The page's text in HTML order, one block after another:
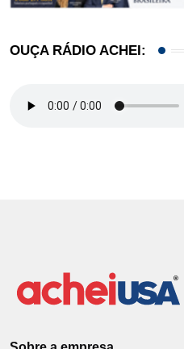
OUÇA RÁDIO ACHEI: